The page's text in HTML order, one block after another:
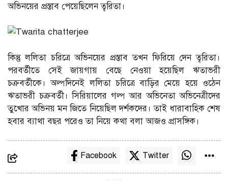
অভিনয়ের প্রস্তাব পেয়েছিলেন ত্বরিতা।
কিন্তু ললিতা চরিত্রে অভিনয়ের প্রস্তাব তখন ফিরিয়ে দেন ত্বরিতা।
পরবর্তীতে সেই জায়গায় বেছে নেওয়া হয়েছিল ঋতাভরী
চক্রবর্তীকে। অল্পদিনেই ললিতা চরিত্রে বাড়ির মেয়ে হয়ে ওঠেন
ঋতাভরী চক্রবর্তী। সিরিয়ালের গল্প আর অভিনেতা অভিনেত্রীদের
তুখোর অভিনয় মন জিতে নিয়েছিল দর্শকদের। তাই ধারাবাহিক শেষ
হবার ব্যাথা বছর পরেও তা নিয়ে কথা বলা আজও প্রাসঙ্গিক।
Facebook Twitter